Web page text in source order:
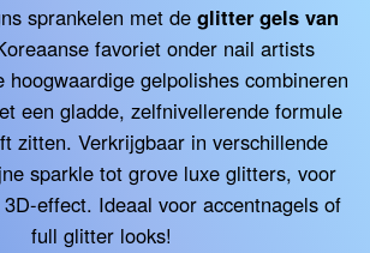
sprankelen met de glitter gels van
favoriet onder nail artists
hoogwaardige gelpolishes combineren
een gladde, zelfnivellerende formule
zitten. Verkrijgbaar in verschillende
sparkle tot grove luxe glitters, voor
effect. Ideaal voor accentnagels of
full glitter looks!